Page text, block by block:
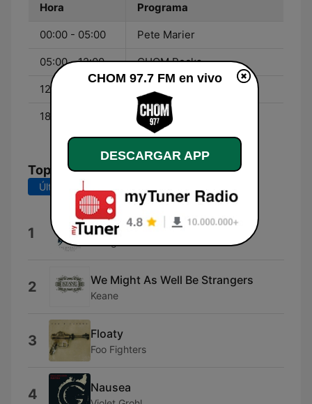
Hora Programa
00:00 - 05:00 Pete Marier
05:00 - 12:00 CHOM Rocks
12:00 - 18:00 Sharon Hyland
18:00 - 00:00
Gina K - With Gina
Kennedy’s
Top Canciones
Últimos 7 días
1 The Giant
2 We Might As Well Be Strangers
Keane
3 Floaty
Foo Fighters
4 Nausea
CHOM 97.7 FM en vivo
DESCARGAR APP